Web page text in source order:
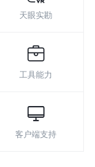
天眼实勘
工具能力
客户端支持